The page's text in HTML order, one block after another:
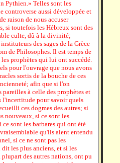
Pythien.» Telles sont les
controverse aussi développée et
raison de nous accuser
si toutefois les Hébreux sont des
culte, dû à la divinité;
des sages de la Grèce
de Philosophes. Il est temps de
prophètes qui lui ont succédé.
pour l'ouvrage que nous avons
sortis de la bouche de ces
afin que si l'on
pareilles à celle des prophètes et
l'incertitude pour savoir quels
ces dogmes des autres; si
nouveaux, si ce sont les
sont les barbares qui ont été
qu'ils aient entendu
si ce ne sont pas les
les plus anciens, et si les
des autres nations, ont pu